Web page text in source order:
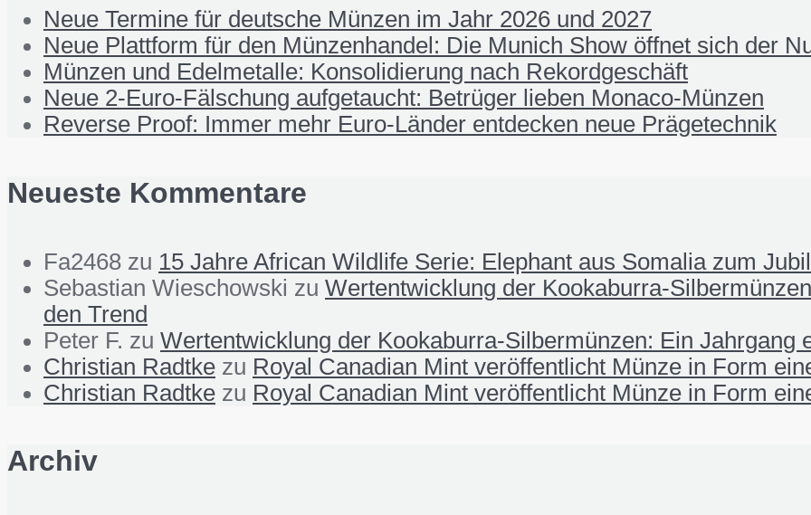
Neue Termine für deutsche Münzen im Jahr 2026 und 2027
Neue Plattform für den Münzenhandel: Die Munich Show öffnet sich der
Münzen und Edelmetalle: Konsolidierung nach Rekordgeschäft
Neue 2-Euro-Fälschung aufgetaucht: Betrüger lieben Monaco-Münzen
Reverse Proof: Immer mehr Euro-Länder entdecken neue Prägetechnik
Neueste Kommentare
Fa2468 zu 15 Jahre African Wildlife Serie: Elephant aus Somalia zum
Sebastian Wieschowski zu Wertentwicklung der Kookaburra-
den Trend
Peter F. zu Wertentwicklung der Kookaburra-Silbermünzen: Ein Jahrgang
Christian Radtke zu Royal Canadian Mint veröffentlicht Münze in Form
Christian Radtke zu Royal Canadian Mint veröffentlicht Münze in Form
Archiv